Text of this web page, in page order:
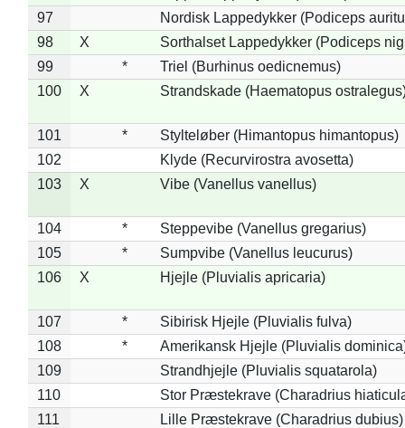
97
Nordisk Lappedykker (Podiceps
98
X
Sorthalset Lappedykker (Podiceps
99
*
Triel (Burhinus oedicnemus)
100
X Strandskade (Haematopus
101 *
Stylteløber (Himantopus himantopus)
102
Klyde (Recurvirostra avosetta)
103
X Vibe (Vanellus vanellus)
104 *
Steppevibe (Vanellus gregarius)
105
*
Sumpvibe (Vanellus leucurus)
106
X Hjejle (Pluvialis apricaria)
107 *
Sibirisk Hjejle (Pluvialis fulva)
108
*
Amerikansk Hjejle (Pluvialis
109
Strandhjejle (Pluvialis squatarola)
110
Stor Præstekrave (Charadrius
111
Lille Præstekrave (Charadrius dubius)